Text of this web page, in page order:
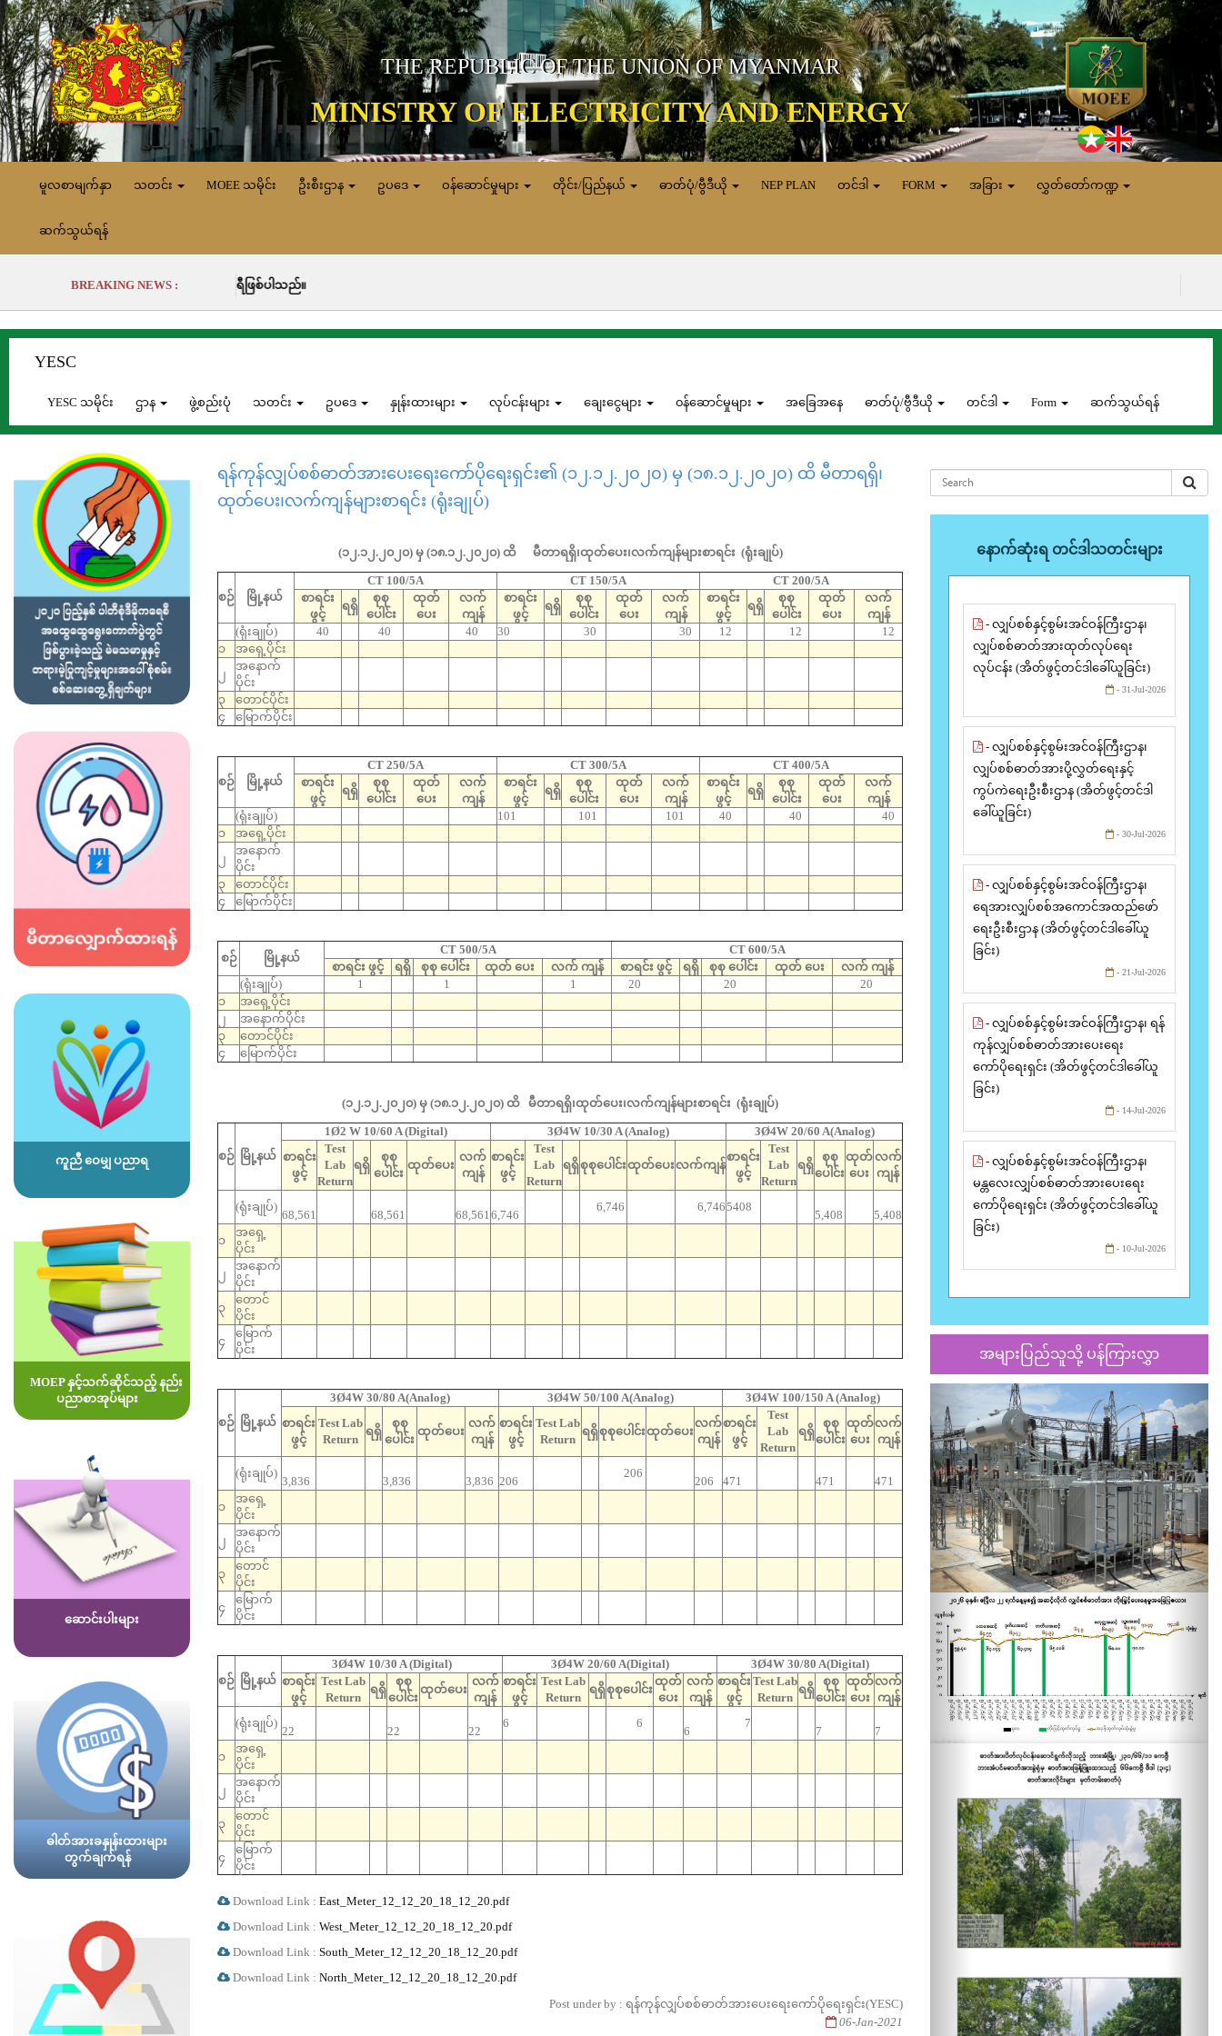
THE REPUBLIC OF THE UNION OF MYANMAR
MINISTRY OF ELECTRICITY AND ENERGY
မူလစာမျက်နှာ သတင်း MOEE သမိုင်း ဦးစီးဌာန ဥပဒေ ဝန်ဆောင်မှုများ တိုင်း/ပြည်နယ် ဓာတ်ပုံ/ဗွီဒီယို NEP PLAN တင်ဒါ FORM အခြား လွှတ်တော်ကဏ္ဍ
ဆက်သွယ်ရန်
BREAKING NEWS :
ခဲ့မှုမှာ (၆၈၉၁၁.၃) မဂ္ဂါဝပ်နာရီဖြစ်ပါသည်။
YESC
YESC သမိုင်း ဌာန ဖွဲ့စည်းပုံ သတင်း ဥပဒေ နှုန်းထားများ လုပ်ငန်းများ ချေးငွေများ ၀န်ဆောင်မှုများ အခြေအနေ ဓာတ်ပုံ/ဗွီဒီယို တင်ဒါ Form ဆက်သွယ်ရန်
ကူညီ ဝေမျှ ပညာရ
MOEP နှင့်သက်ဆိုင်သည့် နည်း
ပညာစာအုပ်များ
ဆောင်းပါးများ
ဓါတ်အားခနှုန်းထားများ
တွက်ချက်ရန်
ရန်ကုန်လျှပ်စစ်ဓာတ်အားပေးရေးကော်ပိုရေးရှင်း၏ (၁၂.၁၂.၂၀၂၀) မှ (၁၈.၁၂.၂၀၂၀) ထိ မီတာရရှိ၊
ထုတ်ပေး၊လက်ကျန်များစာရင်း (ရုံးချုပ်)
(၁၂.၁၂.၂၀၂၀) မှ (၁၈.၁၂.၂၀၂၀) ထိ မီတာရရှိ၊ထုတ်ပေး၊လက်ကျန်များစာရင်း (ရုံးချုပ်)
စဉ် မြို့နယ်
CT 100/5A CT 150/5A
CT 200/5A
စာရင်း
ဖွင့်
ရရှိ
စုစု
ပေါင်း
ထုတ်
ပေး
လက်
ကျန်
စာရင်း
ဖွင့်
ရရှိ
စုစု
ပေါင်း
ထုတ်
ပေး
လက်
ကျန်
စာရင်း
ဖွင့်
ရရှိ
စုစု
ပေါင်း
ထုတ်
ပေး
လက်
ကျန်
(ရုံးချုပ်)
40 40 40 30 30 30 12 12
12
၁
အရှေ့ပိုင်း
၂
အနောက်
ပိုင်း
၃
တောင်ပိုင်း
၄
မြောက်ပိုင်း
စဉ် မြို့နယ်
CT 250/5A CT 300/5A
CT 400/5A
စာရင်း
ဖွင့်
ရရှိ
စုစု
ပေါင်း
ထုတ်
ပေး
လက်
ကျန်
စာရင်း
ဖွင့်
ရရှိ
စုစု
ပေါင်း
ထုတ်
ပေး
လက်
ကျန်
စာရင်း
ဖွင့်
ရရှိ
စုစု
ပေါင်း
ထုတ်
ပေး
လက်
ကျန်
(ရုံးချုပ်)
101 101 101 40 40
40
၁
အရှေ့ပိုင်း
၂
အနောက်
ပိုင်း
၃
တောင်ပိုင်း
၄
မြောက်ပိုင်း
စဉ် မြို့နယ်
CT 500/5A
CT 600/5A
စာရင်း ဖွင့်
ရရှိ စုစု ပေါင်း ထုတ် ပေး လက် ကျန် စာရင်း ဖွင့် ရရှိ စုစု ပေါင်း ထုတ် ပေး
လက် ကျန်
(ရုံးချုပ်)
1 1 1 20 20
20
၁
အရှေ့ပိုင်း
၂
အနောက်ပိုင်း
၃
တောင်ပိုင်း
၄
မြောက်ပိုင်း
(၁၂.၁၂.၂၀၂၀) မှ (၁၈.၁၂.၂၀၂၀) ထိ မီတာရရှိ၊ထုတ်ပေး၊လက်ကျန်များစာရင်း (ရုံးချုပ်)
စဉ် မြို့နယ်
1Ø2 W 10/60 A (Digital) 3Ø4W 10/30 A (Analog)
3Ø4W 20/60 A(Analog)
စာရင်း
ဖွင့်
Test
Lab
Return
ရရှိ
စုစု
ပေါင်း
ထုတ်ပေး
လက်
ကျန်
စာရင်း
ဖွင့်
Test
Lab
Return
ရရှိစုစုပေါင်းထုတ်ပေးလက်ကျန်
စာရင်း
ဖွင့်
Test
Lab
Return
ရရှိ
စုစု
ပေါင်း
ထုတ်
ပေး
လက်
ကျန်
(ရုံးချုပ်)
68,561 68,561 68,5616,746
6,746 6,7465408
5,408
5,408
၁
အရှေ့
ပိုင်း
၂
အနောက်
ပိုင်း
၃
တောင်
ပိုင်း
၄
မြောက်
ပိုင်း
စဉ် မြို့နယ်
3Ø4W 30/80 A(Analog) 3Ø4W 50/100 A(Analog)
3Ø4W 100/150 A (Analog)
စာရင်း
ဖွင့်
Test Lab
Return
ရရှိ
စုစု
ပေါင်း
ထုတ်ပေး
လက်
ကျန်
စာရင်း
ဖွင့်
Test Lab
Return
ရရှိစုစုပေါင်းထုတ်ပေး
လက်
ကျန်
စာရင်း
ဖွင့်
Test
Lab
Return
ရရှိ
စုစု
ပေါင်း
ထုတ်
ပေး
လက်
ကျန်
(ရုံးချုပ်)
3,836 3,836 3,836 206
206
206 471 471
471
၁
အရှေ့
ပိုင်း
၂
အနောက်
ပိုင်း
၃
တောင်
ပိုင်း
၄
မြောက်
ပိုင်း
စဉ် မြို့နယ်
3Ø4W 10/30 A (Digital) 3Ø4W 20/60 A(Digital)
3Ø4W 30/80 A(Digital)
စာရင်း
ဖွင့်
Test Lab
Return
ရရှိ
စုစု
ပေါင်း
ထုတ်ပေး
လက်
ကျန်
စာရင်း
ဖွင့်
Test Lab
Return
ရရှိစုစုပေါင်း
ထုတ်
ပေး
လက်
ကျန်
စာရင်း
ဖွင့်
Test Lab
Return
ရရှိ
စုစု
ပေါင်း
ထုတ်
ပေး
လက်
ကျန်
(ရုံးချုပ်)
22 22 22
6 6
6
7
7
7
၁
အရှေ့
ပိုင်း
၂
အနောက်
ပိုင်း
၃
တောင်
ပိုင်း
၄
မြောက်
ပိုင်း
Download Link : East_Meter_12_12_20_18_12_20.pdf
Download Link : West_Meter_12_12_20_18_12_20.pdf
Download Link : South_Meter_12_12_20_18_12_20.pdf
Download Link : North_Meter_12_12_20_18_12_20.pdf
Post under by : ရန်ကုန်လျှပ်စစ်ဓာတ်အားပေးရေးကော်ပိုရေးရှင်း(YESC)
06-Jan-2021
နောက်ဆုံးရ တင်ဒါသတင်းများ
- လျှပ်စစ်နှင့်စွမ်းအင်ဝန်ကြီးဌာန၊
လျှပ်စစ်ဓာတ်အားထုတ်လုပ်ရေး
လုပ်ငန်း (အိတ်ဖွင့်တင်ဒါခေါ်ယူခြင်း)
- 31-Jul-2026
- လျှပ်စစ်နှင့်စွမ်းအင်ဝန်ကြီးဌာန၊
လျှပ်စစ်ဓာတ်အားပို့လွှတ်ရေးနှင့်
ကွပ်ကဲရေးဦးစီးဌာန (အိတ်ဖွင့်တင်ဒါ
ခေါ်ယူခြင်း)
- 30-Jul-2026
- လျှပ်စစ်နှင့်စွမ်းအင်ဝန်ကြီးဌာန၊
ရေအားလျှပ်စစ်အကောင်အထည်ဖော်
ရေးဦးစီးဌာန (အိတ်ဖွင့်တင်ဒါခေါ်ယူ
ခြင်း)
- 21-Jul-2026
- လျှပ်စစ်နှင့်စွမ်းအင်ဝန်ကြီးဌာန၊ ရန်
ကုန်လျှပ်စစ်ဓာတ်အားပေးရေး
ကော်ပိုရေးရှင်း (အိတ်ဖွင့်တင်ဒါခေါ်ယူ
ခြင်း)
- 14-Jul-2026
- လျှပ်စစ်နှင့်စွမ်းအင်ဝန်ကြီးဌာန၊
မန္တလေးလျှပ်စစ်ဓာတ်အားပေးရေး
ကော်ပိုရေးရှင်း (အိတ်ဖွင့်တင်ဒါခေါ်ယူ
ခြင်း)
- 10-Jul-2026
အများပြည်သူသို့ ပန်ကြားလွှာ
Previous Next